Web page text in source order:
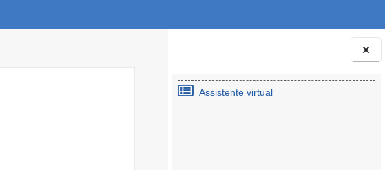
Blocos
Assistente virtual